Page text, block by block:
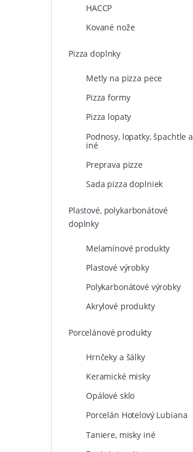
HACCP
Kované nože
Pizza doplnky
Metly na pizza pece
Pizza formy
Pizza lopaty
Podnosy, lopatky, špachtle a
iné
Preprava pizze
Sada pizza doplniek
Plastové, polykarbonátové
doplnky
Melamínové produkty
Plastové výrobky
Polykarbonátové výrobky
Akrylové produkty
Porcelánové produkty
Hrnčeky a šálky
Keramické misky
Opálové sklo
Porcelán Hotelový Lubiana
Taniere, misky iné